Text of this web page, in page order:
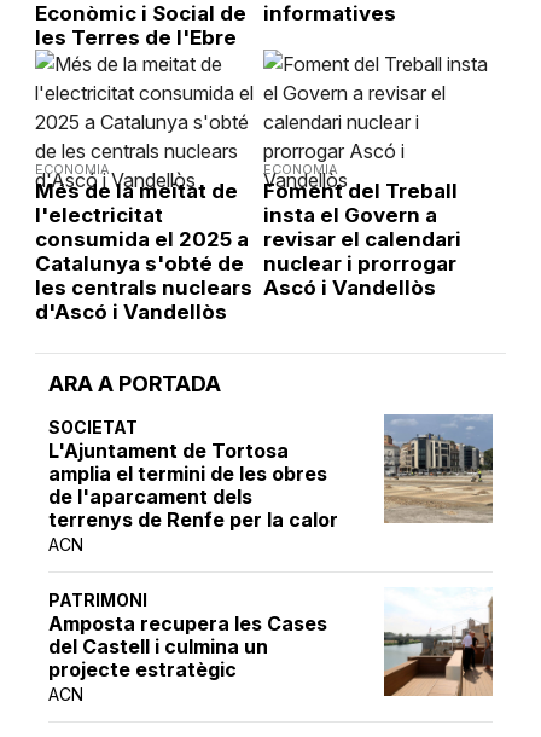
ARA A PORTADA
SOCIETAT
L'Ajuntament de Tortosa
amplia el termini de les obres
de l'aparcament dels
terrenys de Renfe per la calor
ACN
PATRIMONI
Amposta recupera les Cases
del Castell i culmina un
projecte estratègic
ACN
Econòmic i Social de
les Terres de l'Ebre
informatives
ECONOMIA
Més de la meitat de
l'electricitat
consumida el 2025 a
Catalunya s'obté de
les centrals nuclears
d'Ascó i Vandellòs
ECONOMIA
Foment del Treball
insta el Govern a
revisar el calendari
nuclear i prorrogar
Ascó i Vandellòs